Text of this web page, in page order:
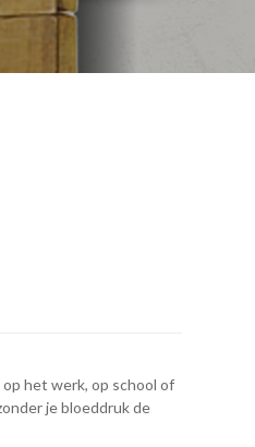
het werk, op school of
je bloeddruk de